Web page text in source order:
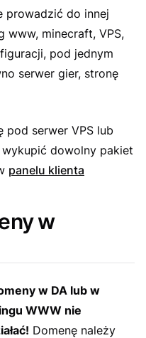
prowadzić do innej
www, minecraft, VPS,
pod jednym
serwer gier, stronę
pod serwer VPS lub
dowolny pakiet
panelu klienta
w
w DA lub w
WWW nie
Domenę należy